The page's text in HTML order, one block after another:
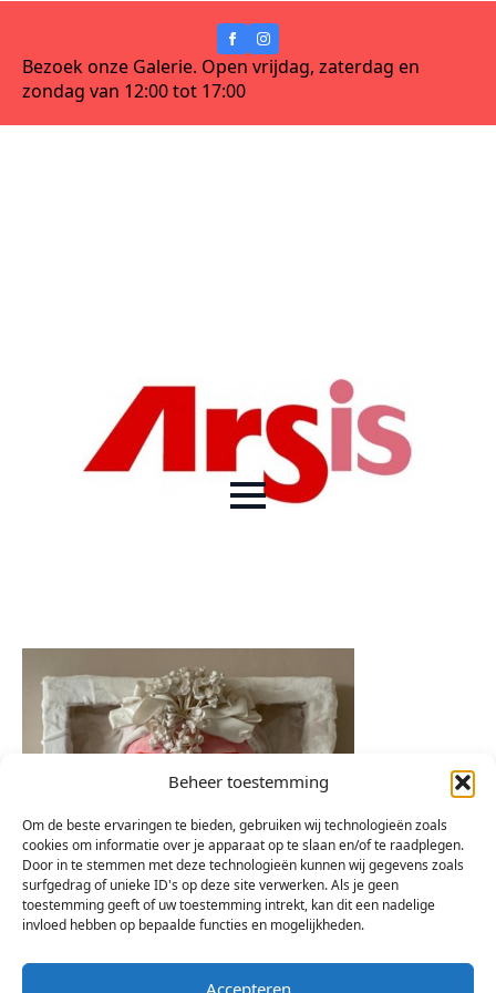
Beheer toestemming
Om de beste ervaringen te bieden, gebruiken wij technologieën zoals
cookies om informatie over je apparaat op te slaan en/of te raadplegen.
Door in te stemmen met deze technologieën kunnen wij gegevens zoals
surfgedrag of unieke ID's op deze site verwerken. Als je geen
toestemming geeft of uw toestemming intrekt, kan dit een nadelige
invloed hebben op bepaalde functies en mogelijkheden.
Accepteren
Bezoek onze Galerie. Open vrijdag, zaterdag en
zondag van 12:00 tot 17:00